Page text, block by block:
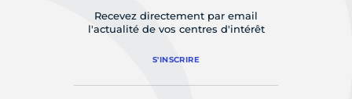
Recevez directement par email
l'actualité de vos centres d'intérêt
S'INSCRIRE